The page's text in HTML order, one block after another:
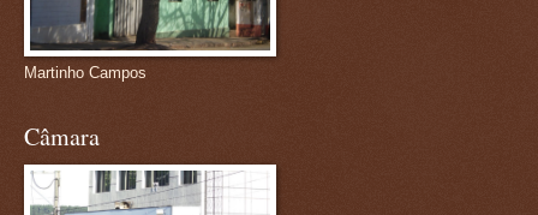
Martinho Campos
Câmara